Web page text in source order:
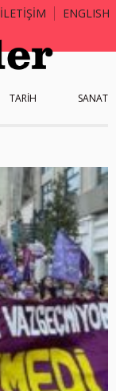
İLETİŞİM ENGLISH
TARİH SANAT